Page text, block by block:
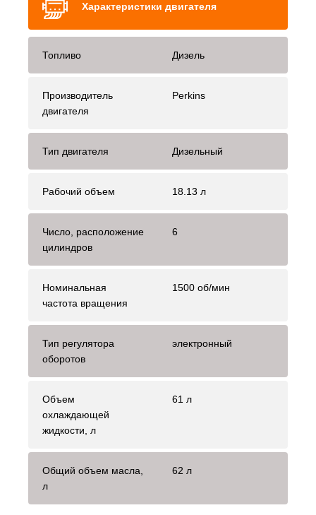
Характеристики двигателя
Топливо Дизель
Производитель
двигателя
Perkins
Тип двигателя Дизельный
Рабочий объем 18.13 л
Число, расположение
цилиндров
6
Номинальная
частота вращения
1500 об/мин
Тип регулятора
оборотов
электронный
Объем
охлаждающей
жидкости, л
61 л
Общий объем масла,
л
62 л